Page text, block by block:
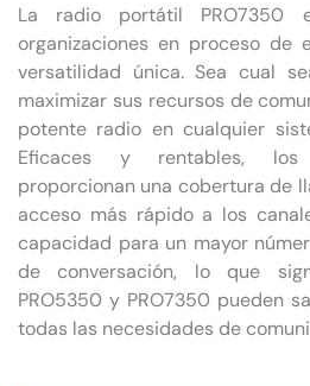
La radio portátil PRO7350
organizaciones en proceso de
versatilidad única. Sea cual
maximizar sus recursos de
potente radio en cualquier
Eficaces y rentables, los
proporcionan una cobertura de
acceso más rápido a los
capacidad para un mayor
de conversación, lo que
PRO5350 y PRO7350 pueden
todas las necesidades de